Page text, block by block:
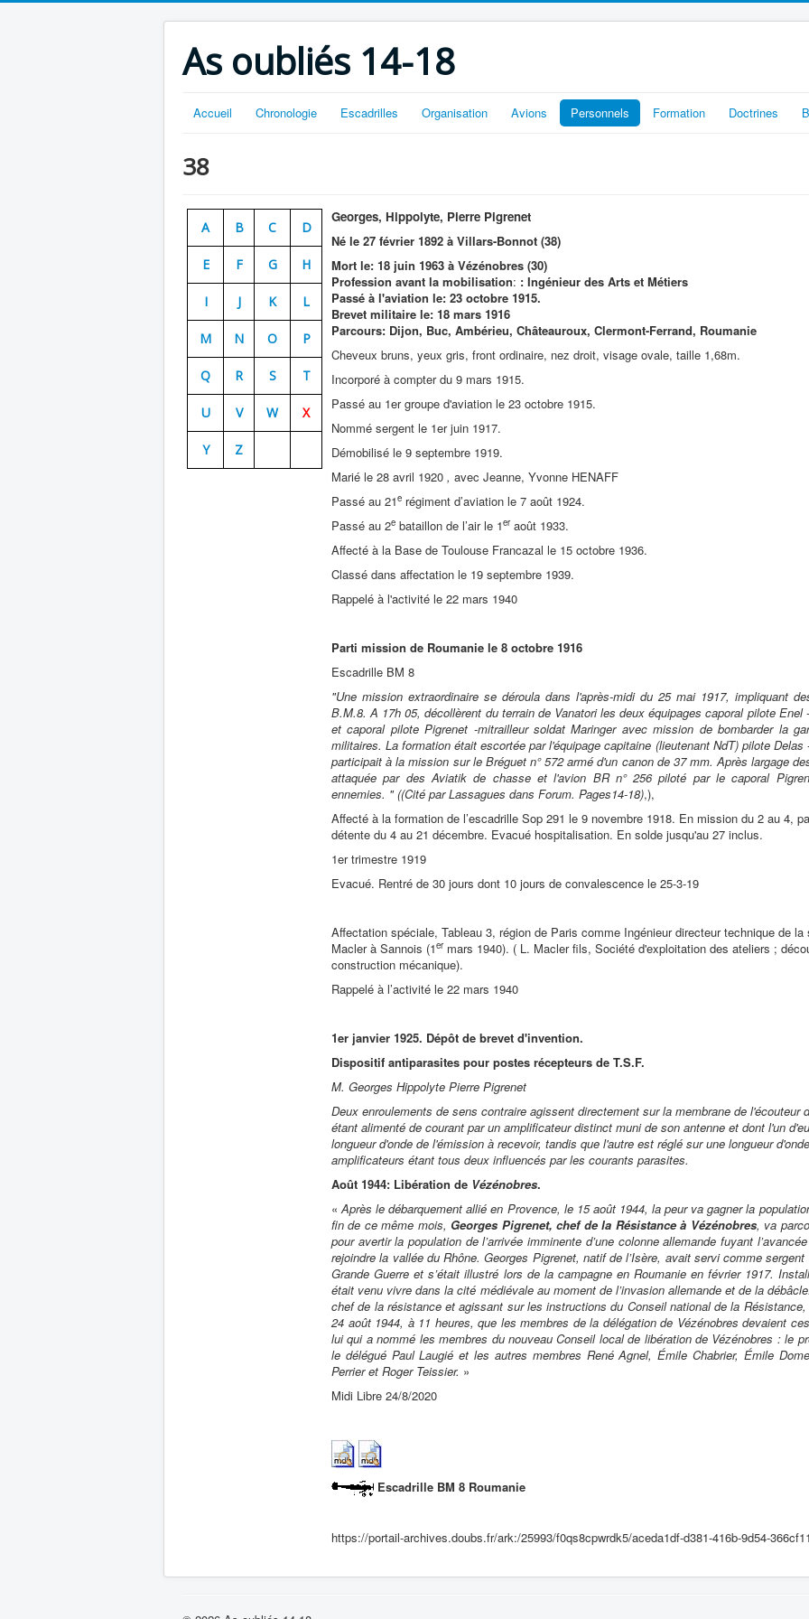
As oubliés 14-18
Accueil Chronologie Escadrilles Organisation Avions Personnels Formation Doctrines
38
A B C D
E F G H
I J K L
M N O P
Q R S T
U V W X
Y Z
Georges, Hippolyte, Pierre Pigrenet
Né le 27 février 1892 à Villars-Bonnot (38)
Mort le: 18 juin 1963 à Vézénobres (30)
Profession avant la mobilisation: : Ingénieur des Arts et Métiers
Passé à l'aviation le: 23 octobre 1915.
Brevet militaire le: 18 mars 1916
Parcours: Dijon, Buc, Ambérieu, Châteauroux, Clermont-Ferrand, Roumanie
Cheveux bruns, yeux gris, front ordinaire, nez droit, visage ovale, taille 1,68m.
Incorporé à compter du 9 mars 1915.
Passé au 1er groupe d'aviation le 23 octobre 1915.
Nommé sergent le 1er juin 1917.
Démobilisé le 9 septembre 1919.
Marié le 28 avril 1920 , avec Jeanne, Yvonne HENAFF
Passé au 21e régiment d’aviation le 7 août 1924.
Passé au 2e bataillon de l’air le 1er août 1933.
Affecté à la Base de Toulouse Francazal le 15 octobre 1936.
Classé dans affectation le 19 septembre 1939.
Rappelé à l'activité le 22 mars 1940
Parti mission de Roumanie le 8 octobre 1916
Escadrille BM 8
"Une mission extraordinaire se déroula dans l'après-midi du 25 mai 1917, impliquant
B.M.8. A 17h 05, décollèrent du terrain de Vanatori les deux équipages caporal pilote Enel
et caporal pilote Pigrenet -mitrailleur soldat Maringer avec mission de bombarder la
militaires. La formation était escortée par l'équipage capitaine (lieutenant NdT) pilote
participait à la mission sur le Bréguet n° 572 armé d'un canon de 37 mm. Après largage
attaquée par des Aviatik de chasse et l'avion BR n° 256 piloté par le caporal
ennemies. " ((Cité par Lassagues dans Forum. Pages14-18),),
Affecté à la formation de l’escadrille Sop 291 le 9 novembre 1918. En mission du 2 au 4,
détente du 4 au 21 décembre. Evacué hospitalisation. En solde jusqu'au 27 inclus.
1er trimestre 1919
Evacué. Rentré de 30 jours dont 10 jours de convalescence le 25-3-19
Affectation spéciale, Tableau 3, région de Paris comme Ingénieur directeur technique de
Macler à Sannois (1er mars 1940). ( L. Macler fils, Société d'exploitation des ateliers ;
construction mécanique).
Rappelé à l’activité le 22 mars 1940
1er janvier 1925. Dépôt de brevet d'invention.
Dispositif antiparasites pour postes récepteurs de T.S.F.
M. Georges Hippolyte Pierre Pigrenet
Deux enroulements de sens contraire agissent directement sur la membrane de l'écouteur
étant alimenté de courant par un amplificateur distinct muni de son antenne et dont l'un
longueur d'onde de l'émission à recevoir, tandis que l'autre est réglé sur une longueur
amplificateurs étant tous deux influencés par les courants parasites.
Août 1944: Libération de Vézénobres.
«Après le débarquement allié en Provence, le 15 août 1944, la peur va gagner la
fin de ce même mois, Georges Pigrenet, chef de la Résistance à Vézénobres, va
pour avertir la population de l’arrivée imminente d’une colonne allemande fuyant
rejoindre la vallée du Rhône. Georges Pigrenet, natif de l’Isère, avait servi comme
Grande Guerre et s’était illustré lors de la campagne en Roumanie en février 1917.
était venu vivre dans la cité médiévale au moment de l’invasion allemande et de la
chef de la résistance et agissant sur les instructions du Conseil national de la
24 août 1944, à 11 heures, que les membres de la délégation de Vézénobres devaient
lui qui a nommé les membres du nouveau Conseil local de libération de Vézénobres : le
le délégué Paul Laugié et les autres membres René Agnel, Émile Chabrier, Émile
Perrier et Roger Teissier. »
Midi Libre 24/8/2020
Escadrille BM 8 Roumanie
https://portail-archives.doubs.fr/ark:/25993/f0qs8cpwrdk5/aceda1df-d381-416b-9d54-